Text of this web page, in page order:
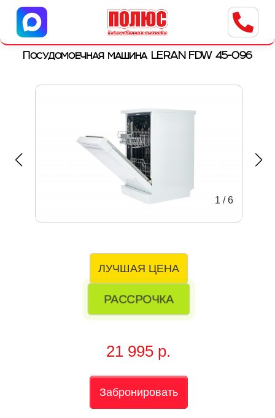
Центр бытовой техники
г. Ульяновск, ул. Пушкарева, 8a
Посудомоечная машина LERAN FDW 45-096
1 /6
ЛУЧШАЯ ЦЕНА
РАССРОЧКА
21 995 р.
Забронировать